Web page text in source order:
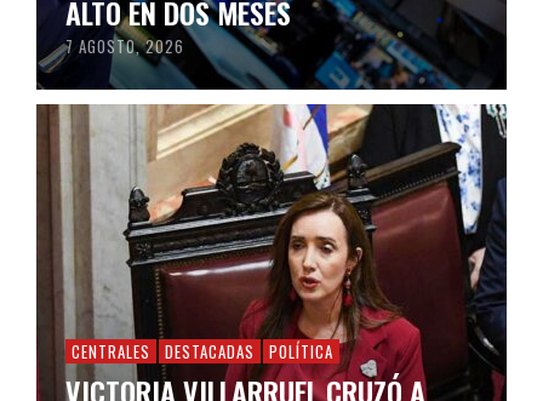
ALTO EN DOS MESES
7 AGOSTO, 2026
CENTRALES DESTACADAS POLÍTICA
VICTORIA VILLARRUEL CRUZÓ A